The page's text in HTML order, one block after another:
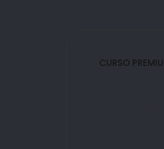
CURSO